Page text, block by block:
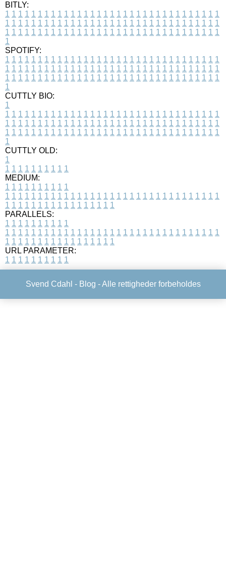
BITLY:
1 1 1 1 1 1 1 1 1 1 1 1 1 1 1 1 1 1 1 1 1 1 1 1 1 1 1 1 1 1 1 1 1
1 1 1 1 1 1 1 1 1 1 1 1 1 1 1 1 1 1 1 1 1 1 1 1 1 1 1 1 1 1 1 1 1
1 1 1 1 1 1 1 1 1 1 1 1 1 1 1 1 1 1 1 1 1 1 1 1 1 1 1 1 1 1 1 1 1
1
SPOTIFY:
1 1 1 1 1 1 1 1 1 1 1 1 1 1 1 1 1 1 1 1 1 1 1 1 1 1 1 1 1 1 1 1 1
1 1 1 1 1 1 1 1 1 1 1 1 1 1 1 1 1 1 1 1 1 1 1 1 1 1 1 1 1 1 1 1 1
1 1 1 1 1 1 1 1 1 1 1 1 1 1 1 1 1 1 1 1 1 1 1 1 1 1 1 1 1 1 1 1 1
1
CUTTLY BIO:
1
1 1 1 1 1 1 1 1 1 1 1 1 1 1 1 1 1 1 1 1 1 1 1 1 1 1 1 1 1 1 1 1 1
1 1 1 1 1 1 1 1 1 1 1 1 1 1 1 1 1 1 1 1 1 1 1 1 1 1 1 1 1 1 1 1 1
1 1 1 1 1 1 1 1 1 1 1 1 1 1 1 1 1 1 1 1 1 1 1 1 1 1 1 1 1 1 1 1 1
1
CUTTLY OLD:
1
1 1 1 1 1 1 1 1 1 1
MEDIUM:
1 1 1 1 1 1 1 1 1 1
1 1 1 1 1 1 1 1 1 1 1 1 1 1 1 1 1 1 1 1 1 1 1 1 1 1 1 1 1 1 1 1 1
1 1 1 1 1 1 1 1 1 1 1 1 1 1 1 1 1
PARALLELS:
1 1 1 1 1 1 1 1 1 1
1 1 1 1 1 1 1 1 1 1 1 1 1 1 1 1 1 1 1 1 1 1 1 1 1 1 1 1 1 1 1 1 1
1 1 1 1 1 1 1 1 1 1 1 1 1 1 1 1 1
URL PARAMETER:
1 1 1 1 1 1 1 1 1 1
Svend Cdahl - Blog - Alle rettigheder forbeholdes